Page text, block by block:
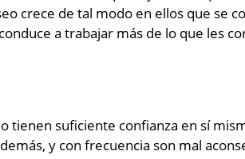
crece de tal modo en ellos que se
a trabajar más de lo que les
tienen suficiente confianza en sí
y con frecuencia son mal